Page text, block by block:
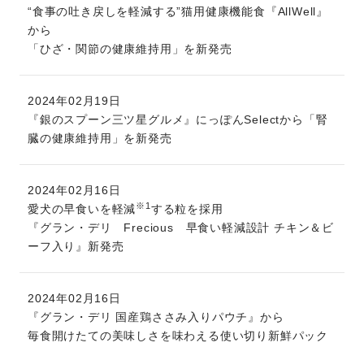
“食事の吐き戻しを軽減する”猫用健康機能食『AllWell』
から
「ひざ・関節の健康維持用」を新発売
2024年02月19日
『銀のスプーン三ツ星グルメ』にっぽんSelectから「腎
臓の健康維持用」を新発売
2024年02月16日
愛犬の早食いを軽減※1 する粒を採用
『グラン・デリ Frecious 早食い軽減設計 チキン＆ビ
ーフ入り』新発売
2024年02月16日
『グラン・デリ 国産鶏ささみ入りパウチ』から
毎食開けたての美味しさを味わえる使い切り新鮮パック